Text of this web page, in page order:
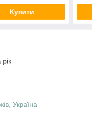
Купити
Україна